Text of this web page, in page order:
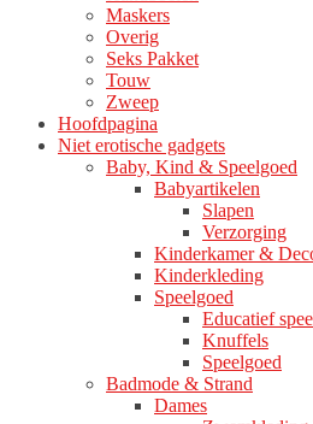
Maskers
Overig
Seks Pakket
Touw
Zweep
Hoofdpagina
Niet erotische gadgets
Baby, Kind & Speelgoed
Babyartikelen
Slapen
Verzorging
Kinderkamer &
Kinderkleding
Speelgoed
Educatief
Knuffels
Speelgoed
Badmode & Strand
Dames